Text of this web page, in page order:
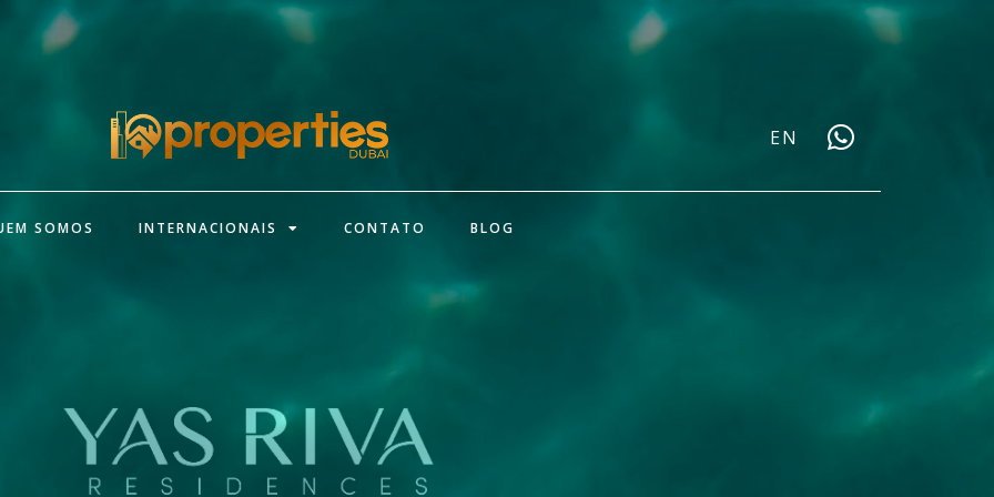
EN
SOMOS INTERNACIONAIS CONTATO BLOG